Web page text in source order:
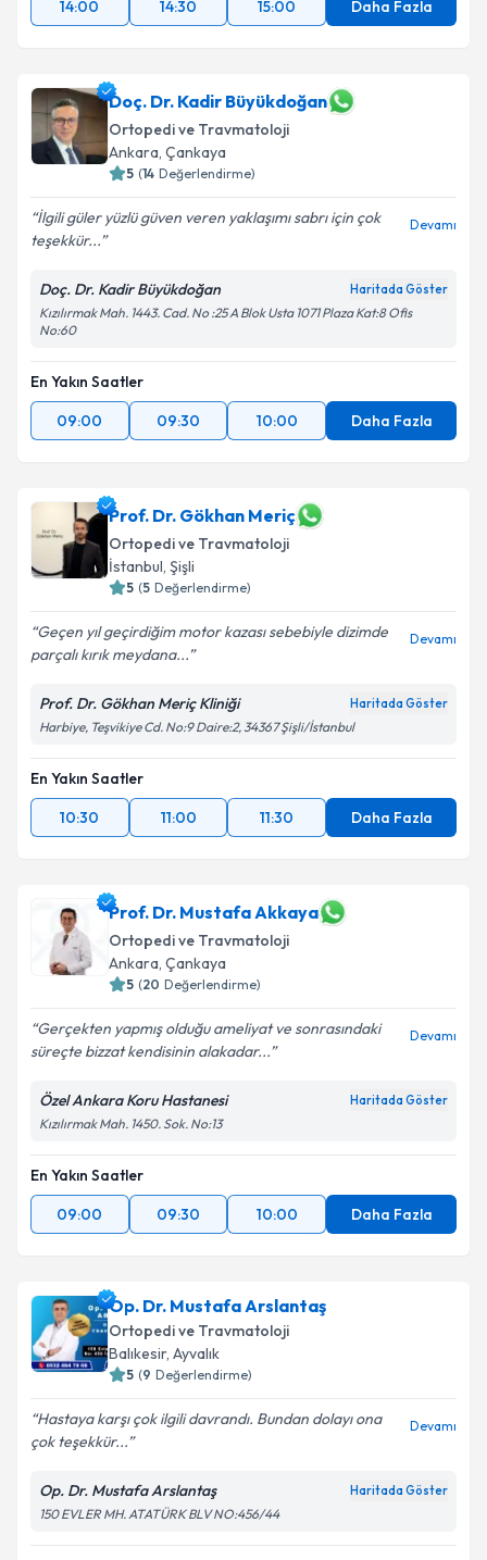
14:00
14:30 15:00 Daha Fazla
Doç. Dr. Kadir Büyükdoğan
Ortopedi ve Travmatoloji
Ankara, Çankaya
5 (14 Değerlendirme)
İlgili güler yüzlü güven veren yaklaşımı sabrı için çok
teşekkür...
Devamı
Doç. Dr. Kadir Büyükdoğan Haritada Göster
Kızılırmak Mah. 1443. Cad. No :25 A Blok Usta 1071 Plaza Kat:8 Ofis
No:60
En Yakın Saatler
09:00
09:30 10:00 Daha Fazla
Prof. Dr. Gökhan Meriç
Ortopedi ve Travmatoloji
İstanbul, Şişli
5 (5 Değerlendirme)
Geçen yıl geçirdiğim motor kazası sebebiyle dizimde
parçalı kırık meydana...
Devamı
Prof. Dr. Gökhan Meriç Kliniği Haritada Göster
Harbiye, Teşvikiye Cd. No:9 Daire:2, 34367 Şişli/İstanbul
En Yakın Saatler
10:30
11:00 11:30 Daha Fazla
Prof. Dr. Mustafa Akkaya
Ortopedi ve Travmatoloji
Ankara, Çankaya
5 (20 Değerlendirme)
Gerçekten yapmış olduğu ameliyat ve sonrasındaki
süreçte bizzat kendisinin alakadar...
Devamı
Özel Ankara Koru Hastanesi Haritada Göster
Kızılırmak Mah. 1450. Sok. No:13
En Yakın Saatler
09:00
09:30 10:00 Daha Fazla
Op. Dr. Mustafa Arslantaş
Ortopedi ve Travmatoloji
Balıkesir, Ayvalık
5 (9 Değerlendirme)
Hastaya karşı çok ilgili davrandı. Bundan dolayı ona
çok teşekkür...
Devamı
Op. Dr. Mustafa Arslantaş Haritada Göster
150 EVLER MH. ATATÜRK BLV NO:456/44